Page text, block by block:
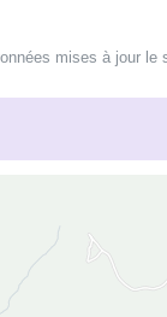
mises à jour le